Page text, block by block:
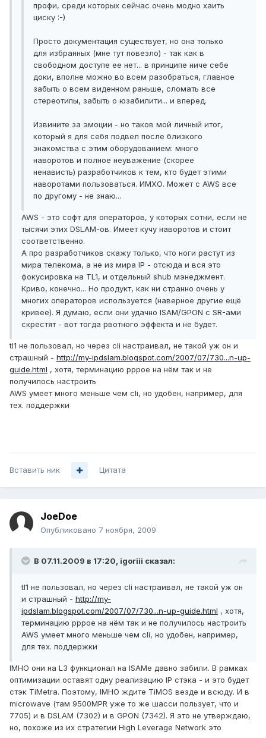
профи, среди которых сейчас очень модно хаить
циску :-)
Просто документация существует, но она только
для избранных (мне тут повезло) - так как в
свободном доступе ее нет... в принципе ниче себе
доки, вполне можно во всем разобраться, главное
забыть о всем виденном раньше, сломать все
стереотипы, забыть о юзабилити... и вперед.
Извините за эмоции - но таков мой личный итог,
который я для себя подвел после близкого
знакомства с этим оборудованием: много
наворотов и полное неуважение (скорее
ненависть) разработчиков к тем, кто будет этими
наворотами пользоваться. ИМХО. Может с AWS все
по другому - не знаю...
AWS - это софт для операторов, у которых сотни, если не
тысячи этих DSLAM-ов. Имеет кучу наворотов и стоит
соответственно.
А про разработчиков скажу только, что ноги растут из
мира телекома, а не из мира IP - отсюда и вся это
фокусировка на TL1, и отдельный shub мэнеджмент.
Криво, конечно... Но продукт, как ни странно очень у
многих операторов используется (наверное другие ещё
кривее). Я думаю, если они удачно ISAM/GPON с SR-ами
скрестят - вот тогда рвотного эффекта и не будет.
tl1 не пользовал, но через cli настраивал, не такой уж он и
страшный - http://my-ipdslam.blogspot.com/2007/07/730...n-up-
guide.html , хотя, терминацию pppoe на нём так и не
получилось настроить
AWS умеет много меньше чем cli, но удобен, например, для
тех. поддержки
Вставить ник Цитата
JoeDoe
Опубликовано 7 ноября, 2009
В 07.11.2009 в 17:20, igoriii сказал:
tl1 не пользовал, но через cli настраивал, не такой уж он
и страшный - http://my-
ipdslam.blogspot.com/2007/07/730...n-up-guide.html , хотя,
терминацию pppoe на нём так и не получилось настроить
AWS умеет много меньше чем cli, но удобен, например,
для тех. поддержки
IMHO они на L3 функционал на ISAMe давно забили. В рамках
оптимизации оставят одну реализацию IP стэка - и это будет
стэк TiMetra. Поэтому, IMHO ждите TiMOS везде и всюду. И в
microwave (там 9500MPR уже то же шасси пользует, что и
7705) и в DSLAM (7302) и в GPON (7342). Я это не утверждаю,
но, похоже из их стратегии High Leverage Network это